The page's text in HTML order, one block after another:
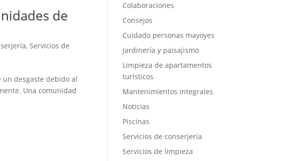
de
, Servicios de
desgaste debido al
Una comunidad
Colaboraciones
Consejos
Cuidado personas mayoyes
Jardinería y paisajismo
Limpieza de apartamentos
turísticos
Mantenimientos integrales
Noticias
Piscinas
Servicios de conserjería
Servicios de limpieza